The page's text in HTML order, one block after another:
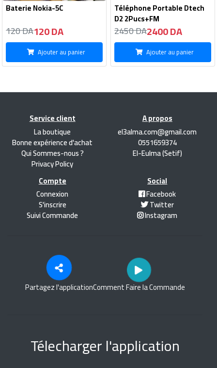
Baterie Nokia-5C
120 DA120 DA
Ajouter au panier
Téléphone Portable Dtech
D2 2Pucs+FM
2450 DA2400 DA
Ajouter au panier
Service client
La boutique
Bonne expérience d'achat
Qui Sommes-nous ?
Privacy Policy
A propos
el3alma.com@gmail.com
0551659374
El-Eulma (Setif)
Compte
Connexion
S'inscrire
Suivi Commande
Social
Facebook
Twitter
Instagram
Partagez l'applicationComment Faire la Commande
Télecharger l'application